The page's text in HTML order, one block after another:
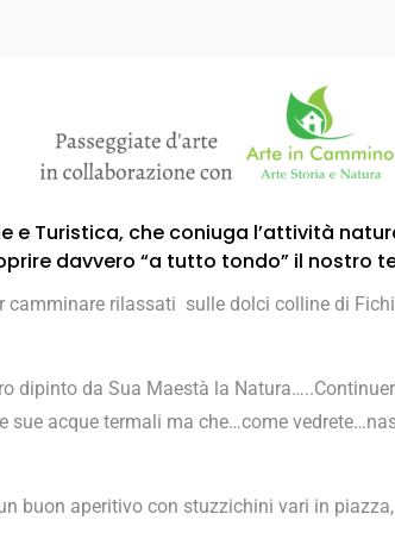
e Turistica, che coniuga l’attività
davvero “a tutto tondo” il nostro
camminare rilassati sulle dolci colline di
dipinto da Sua Maestà la
acque termali ma che…come
buon aperitivo con stuzzichini vari in